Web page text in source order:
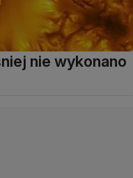
nie wykonano